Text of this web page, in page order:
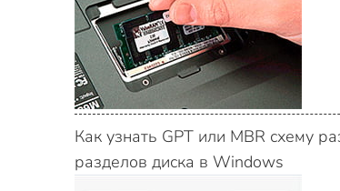
Как узнать GPT или MBR схему
разделов диска в Windows